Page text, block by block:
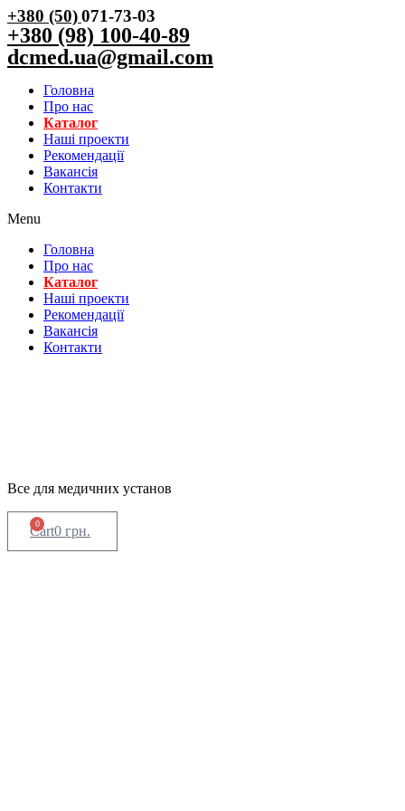
+380 (50)071-73-03
+380 (98) 100-40-89
dcmed.ua@gmail.com
Головна
Про нас
Каталог
Нашi проекти
Рекомендації
Вакансiя
Контакти
Menu
Головна
Про нас
Каталог
Нашi проекти
Рекомендації
Вакансiя
Контакти
Все для медичних установ
0 грн.
0
Cart